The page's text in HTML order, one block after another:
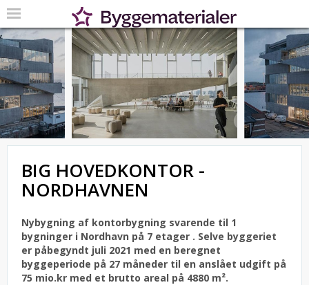
BIG HOVEDKONTOR -
NORDHAVNEN
Nybygning af kontorbygning svarende til 1
bygninger i Nordhavn på 7 etager . Selve byggeriet
er påbegyndt juli 2021 med en beregnet
byggeperiode på 27 måneder til en anslået udgift på
75 mio.kr med et brutto areal på 4880 m².